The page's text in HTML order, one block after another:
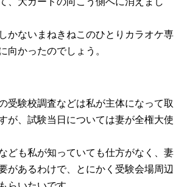
かないまねきねこのひとりカラオケ専
向かったのでしょう。
受験校調査などは私が主体になって取
が、試験当日については妻が全権大使
ども私が知っていても仕方がなく、妻
があるわけで、とにかく受験会場周辺